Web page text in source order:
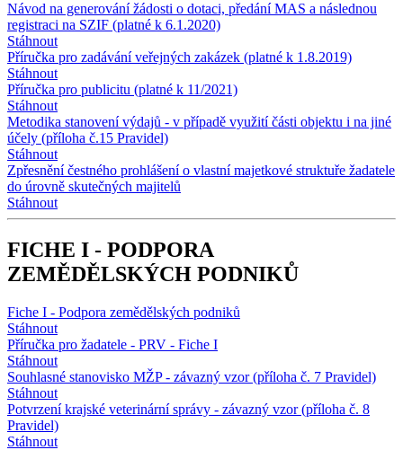
Návod na generování žádosti o dotaci, předání MAS a následnou
registraci na SZIF (platné k 6.1.2020)
Stáhnout
Příručka pro zadávání veřejných zakázek (platné k 1.8.2019)
Stáhnout
Příručka pro publicitu (platné k 11/2021)
Stáhnout
Metodika stanovení výdajů - v případě využití části objektu i na jiné
účely (příloha č.15 Pravidel)
Stáhnout
Zpřesnění čestného prohlášení o vlastní majetkové struktuře žadatele
do úrovně skutečných majitelů
Stáhnout
FICHE I - PODPORA
ZEMĚDĚLSKÝCH PODNIKŮ
Fiche I - Podpora zemědělských podniků
Stáhnout
Příručka pro žadatele - PRV - Fiche I
Stáhnout
Souhlasné stanovisko MŽP - závazný vzor (příloha č. 7 Pravidel)
Stáhnout
Potvrzení krajské veterinární správy - závazný vzor (příloha č. 8
Pravidel)
Stáhnout